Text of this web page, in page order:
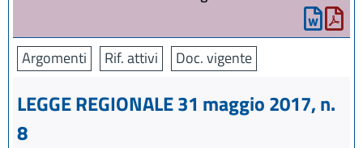
Argomenti Rif. attivi Doc. vigente
LEGGE REGIONALE 31 maggio 2017, n.
8